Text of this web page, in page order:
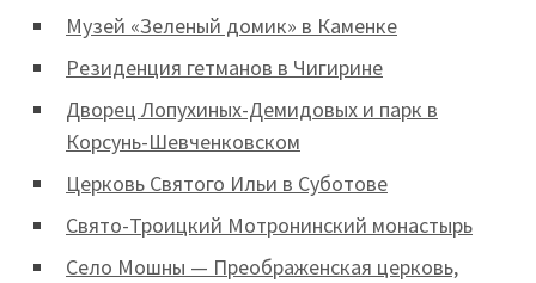
Музей «Зеленый домик» в Каменке
Резиденция гетманов в Чигирине
Дворец Лопухиных-Демидовых и парк в
Корсунь-Шевченковском
Церковь Святого Ильи в Суботове
Свято-Троицкий Мотронинский монастырь
Село Мошны — Преображенская церковь,